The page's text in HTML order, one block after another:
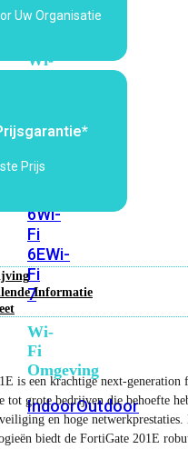
bekijken
Wi-
Wi-
5Wi-
6Wi-
Fi
6EWi-
Fi
7
Wi-
Fi
Omgeving
IndoorOutdoor
Uw Organisatie
Prijs
Informatie
is een krachtige next-
tot grote bedrijven die behoefte
en hoge
biedt de FortiGate 201E